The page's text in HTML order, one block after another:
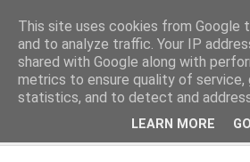
This site uses cookies from Google
and to analyze traffic. Your IP
shared with Google along with
metrics to ensure quality of service,
statistics, and to detect and
LEARN MORE